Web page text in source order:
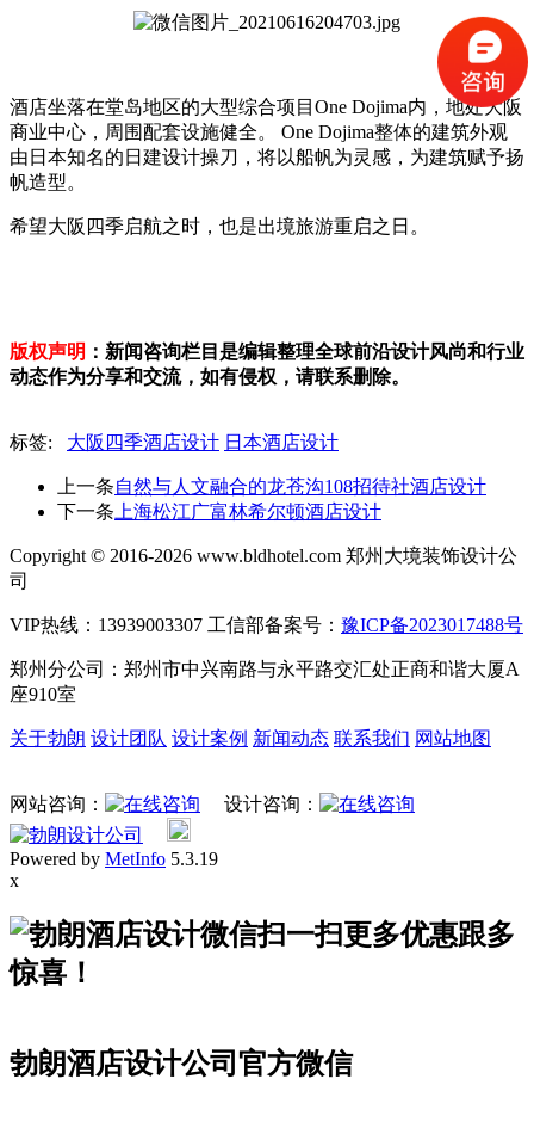
酒店坐落在堂岛地区的大型综合项目One Dojima内，地处大阪
商业中心，周围配套设施健全。 One Dojima整体的建筑外观
由日本知名的日建设计操刀，将以船帆为灵感，为建筑赋予扬
帆造型。
希望大阪四季启航之时，也是出境旅游重启之日。
版权声明 ：新闻咨询栏目是编辑整理全球前沿设计风尚和行业
动态作为分享和交流，如有侵权，请联系删除。
标签: 大阪四季酒店设计 日本酒店设计
上一条自然与人文融合的龙苍沟108招待社酒店设计
下一条 上海松江广富林希尔顿酒店设计
Copyright © 2016-2026 www.bldhotel.com 郑州大境装饰设计公
司
VIP热线：13939003307 工信部备案号： 豫ICP备2023017488号
郑州分公司：郑州市中兴南路与永平路交汇处正商和谐大厦A
座910室
关于勃朗 设计团队 设计案例 新闻动态 联系我们 网站地图
网站咨询： 设计咨询：
Powered by MetInfo 5.3.19
x
扫一扫更多优惠跟多
惊喜！
勃朗酒店设计公司官方微信